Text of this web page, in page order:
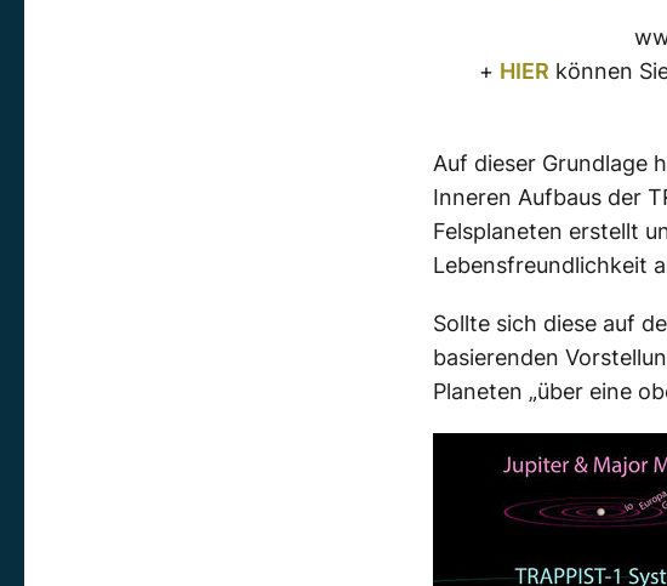
+ HIER können
Auf dieser Grundlage
Inneren Aufbaus der
Felsplaneten erstellt
Lebensfreundlichkeit
Sollte sich diese auf
basierenden
Planeten „über eine